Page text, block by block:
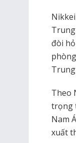
đòi
Theo
trọng
Nam
xuất